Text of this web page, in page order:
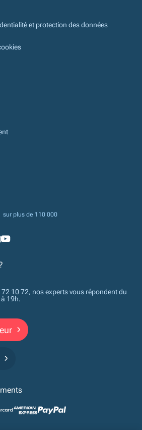
et protection des données
sur plus de 110 000
10 72, nos experts vous répondent du
19h.